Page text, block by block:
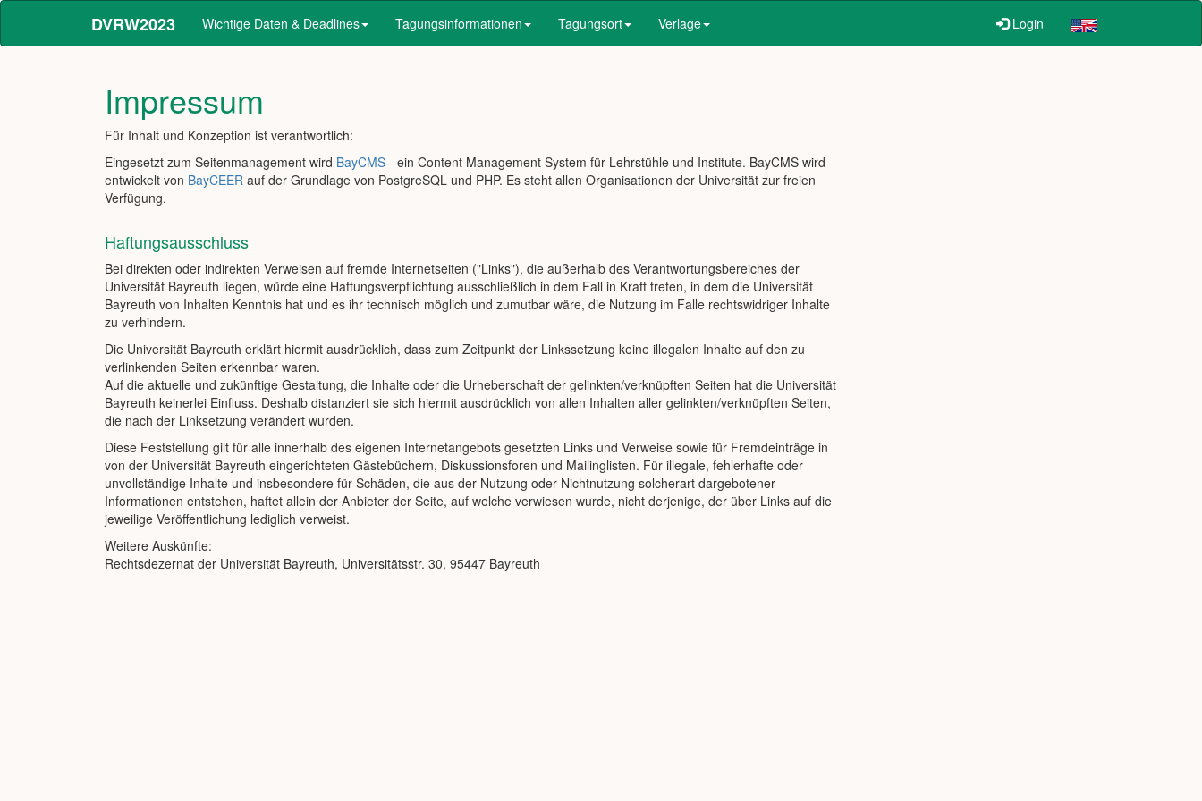
DVRW2023 Wichtige Daten & Deadlines Tagungsinformationen Tagungsort Verlage Login
Impressum
Für Inhalt und Konzeption ist verantwortlich:
Eingesetzt zum Seitenmanagement wird BayCMS - ein Content Management System für Lehrstühle und Institute. BayCMS wird
entwickelt von BayCEER auf der Grundlage von PostgreSQL und PHP. Es steht allen Organisationen der Universität zur freien
Verfügung.
Haftungsausschluss
Bei direkten oder indirekten Verweisen auf fremde Internetseiten ("Links"), die außerhalb des Verantwortungsbereiches der
Universität Bayreuth liegen, würde eine Haftungsverpflichtung ausschließlich in dem Fall in Kraft treten, in dem die Universität
Bayreuth von Inhalten Kenntnis hat und es ihr technisch möglich und zumutbar wäre, die Nutzung im Falle rechtswidriger Inhalte
zu verhindern.
Die Universität Bayreuth erklärt hiermit ausdrücklich, dass zum Zeitpunkt der Linkssetzung keine illegalen Inhalte auf den zu
verlinkenden Seiten erkennbar waren.
Auf die aktuelle und zukünftige Gestaltung, die Inhalte oder die Urheberschaft der gelinkten/verknüpften Seiten hat die Universität
Bayreuth keinerlei Einfluss. Deshalb distanziert sie sich hiermit ausdrücklich von allen Inhalten aller gelinkten/verknüpften Seiten,
die nach der Linksetzung verändert wurden.
Diese Feststellung gilt für alle innerhalb des eigenen Internetangebots gesetzten Links und Verweise sowie für Fremdeinträge in
von der Universität Bayreuth eingerichteten Gästebüchern, Diskussionsforen und Mailinglisten. Für illegale, fehlerhafte oder
unvollständige Inhalte und insbesondere für Schäden, die aus der Nutzung oder Nichtnutzung solcherart dargebotener
Informationen entstehen, haftet allein der Anbieter der Seite, auf welche verwiesen wurde, nicht derjenige, der über Links auf die
jeweilige Veröffentlichung lediglich verweist.
Weitere Auskünfte:
Rechtsdezernat der Universität Bayreuth, Universitätsstr. 30, 95447 Bayreuth